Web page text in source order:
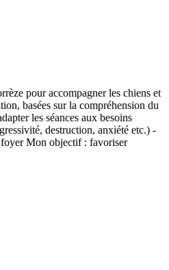
pour accompagner les chiens et
basées sur la compréhension du
les séances aux besoins
destruction, anxiété etc.) -
foyer Mon objectif : favoriser